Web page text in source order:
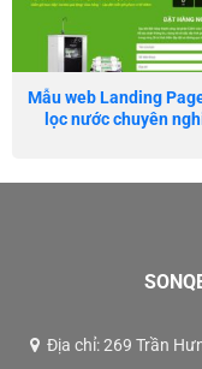
Mẫu web Landing
lọc nước chuyên
Địa chỉ: 269 Trần